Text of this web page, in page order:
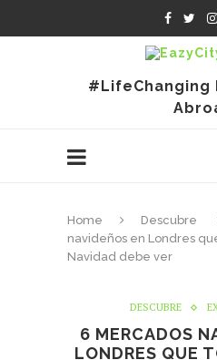
#LifeChanging
Home Descubre
navideños en Londres
Navidad debe ver
DESCUBRE
6 MERCADOS
LONDRES QUE